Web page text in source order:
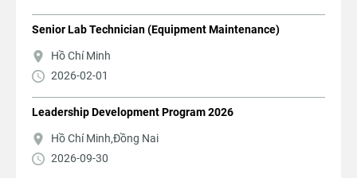
Senior Lab Technician (Equipment Maintenance)
Hồ Chí Minh
2026-02-01
Leadership Development Program 2026
Hồ Chí Minh,Đồng Nai
2026-09-30